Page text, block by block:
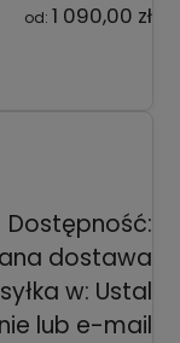
od: 1 090,00 zł
Dostępność:
dostawa
w: Ustal
lub e-mail